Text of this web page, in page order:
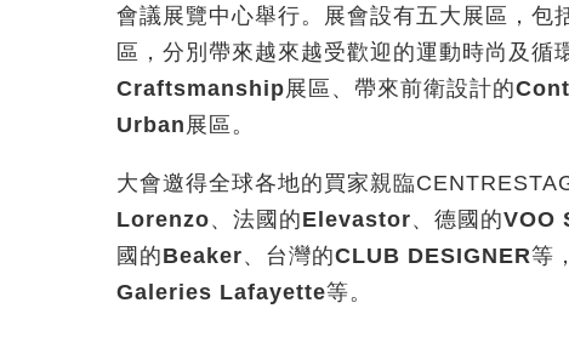
會議展覽中心舉行。 展會設有五大展區，包
區，分別帶來越來越受歡迎的運動時尚及循
Craftsmanship展區、帶來前衛設計的
Urban 展區。
大會邀得全球各地的買家親臨
Lorenzo、法國的Elevastor、德國的VOO
國的Beaker、台灣的CLUB DESIGNER等
Galeries Lafayette等。